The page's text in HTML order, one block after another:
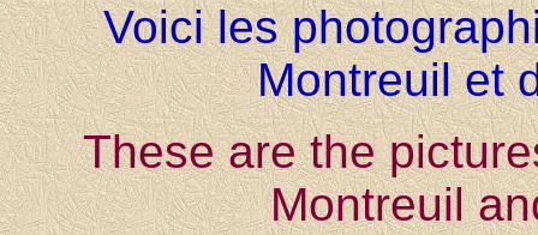
Voici les
Montreuil et
These are the
Montreuil